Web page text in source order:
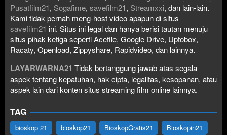
Pusatfilm21, Sogafime, savefilm21, Streamxxi, dan lain-lain.
Kami tidak pernah meng-host video apapun di situs
savefilm21 ini. Situs ini legal dan hanya berisi tautan menuju
situs pihak ketiga seperti Acefile, Google Drive, Uptobox,
Racaty, Openload, Zippyshare, Rapidvideo, dan lainnya.
LAYARWARNA21 Tidak bertanggung jawab atas segala
aspek tentang kepatuhan, hak cipta, legalitas, kesopanan, atau
aspek lain dari konten situs streaming film online lainnya.
TAG
bioskop 21 bioskop21 BioskopGratis21 Bioskopin21